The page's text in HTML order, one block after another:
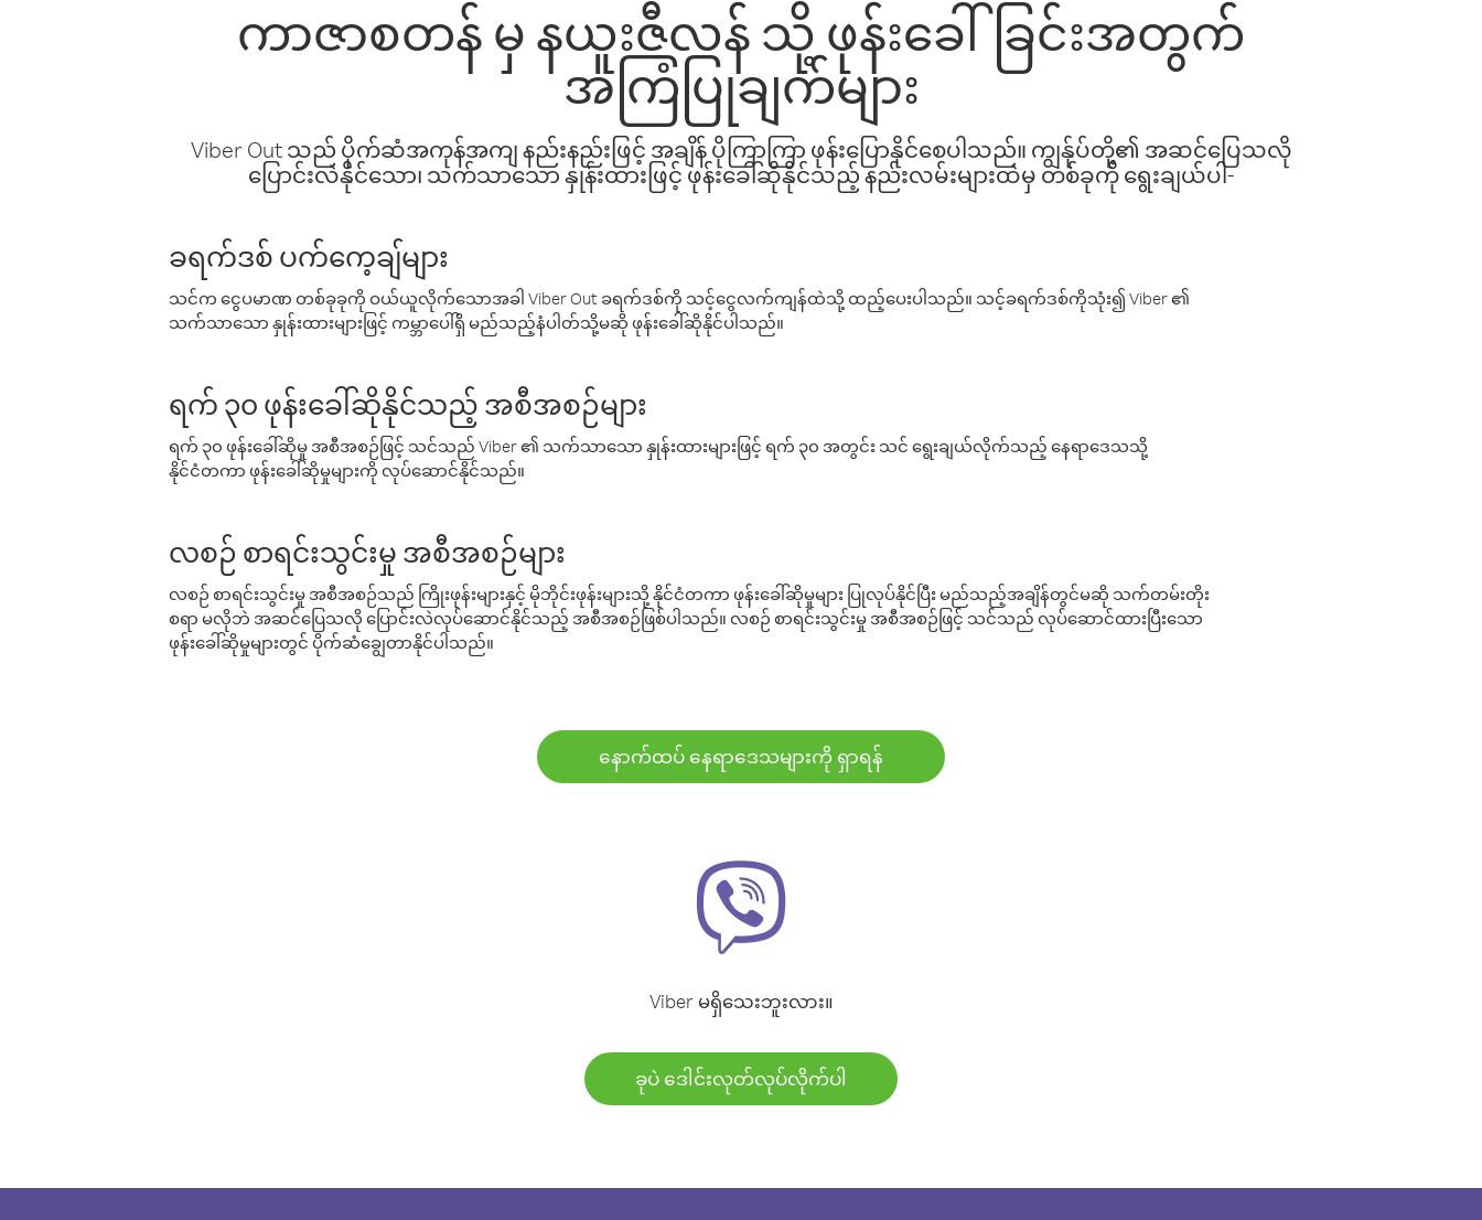
ကာဇာစတန် မှ နယူးဇီလန် သို့ ဖုန်းခေါ်ခြင်းအတွက်
အကြံပြုချက်များ
Viber Out သည် ပိုက်ဆံအကုန်အကျ နည်းနည်းဖြင့် အချိန် ပိုကြာကြာ ဖုန်းပြောနိုင်စေပါသည်။ ကျွန်ုပ်တို့၏ အဆင်ပြေသလို
ပြောင်းလဲနိုင်သော၊ သက်သာသော နှုန်းထားဖြင့် ဖုန်းခေါ်ဆိုနိုင်သည့် နည်းလမ်းများထဲမှ တစ်ခုကို ရွေးချယ်ပါ-
ခရက်ဒစ် ပက်ကေ့ချ်များ
သင်က ငွေပမာဏ တစ်ခုခုကို ဝယ်ယူလိုက်သောအခါ Viber Out ခရက်ဒစ်ကို သင့်ငွေလက်ကျန်ထဲသို့ ထည့်ပေးပါသည်။ သင့်ခရက်ဒစ်ကိုသုံး၍ Viber ၏
သက်သာသော နှုန်းထားများဖြင့် ကမ္ဘာပေါ်ရှိ မည်သည့်နံပါတ်သို့မဆို ဖုန်းခေါ်ဆိုနိုင်ပါသည်။
ရက် ၃၀ ဖုန်းခေါ်ဆိုနိုင်သည့် အစီအစဉ်များ
ရက် ၃၀ ဖုန်းခေါ်ဆိုမှု အစီအစဉ်ဖြင့် သင်သည် Viber ၏ သက်သာသော နှုန်းထားများဖြင့် ရက် ၃၀ အတွင်း သင် ရွေးချယ်လိုက်သည့် နေရာဒေသသို့
နိုင်ငံတကာ ဖုန်းခေါ်ဆိုမှုများကို လုပ်ဆောင်နိုင်သည်။
လစဉ် စာရင်းသွင်းမှု အစီအစဉ်များ
လစဉ် စာရင်းသွင်းမှု အစီအစဉ်သည် ကြိုးဖုန်းများနှင့် မိုဘိုင်းဖုန်းများသို့ နိုင်ငံတကာ ဖုန်းခေါ်ဆိုမှုများ ပြုလုပ်နိုင်ပြီး မည်သည့်အချိန်တွင်မဆို သက်တမ်းတိုး
စရာ မလိုဘဲ အဆင်ပြေသလို ပြောင်းလဲလုပ်ဆောင်နိုင်သည့် အစီအစဉ်ဖြစ်ပါသည်။ လစဉ် စာရင်းသွင်းမှု အစီအစဉ်ဖြင့် သင်သည် လုပ်ဆောင်ထားပြီးသော
ဖုန်းခေါ်ဆိုမှုများတွင် ပိုက်ဆံချွေတာနိုင်ပါသည်။
နောက်ထပ် နေရာဒေသများကို ရှာရန်
Viber မရှိသေးဘူးလား။
ခုပဲ ဒေါင်းလုတ်လုပ်လိုက်ပါ